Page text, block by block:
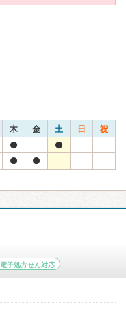
木 金 土 日 祝
電子処方せん対応